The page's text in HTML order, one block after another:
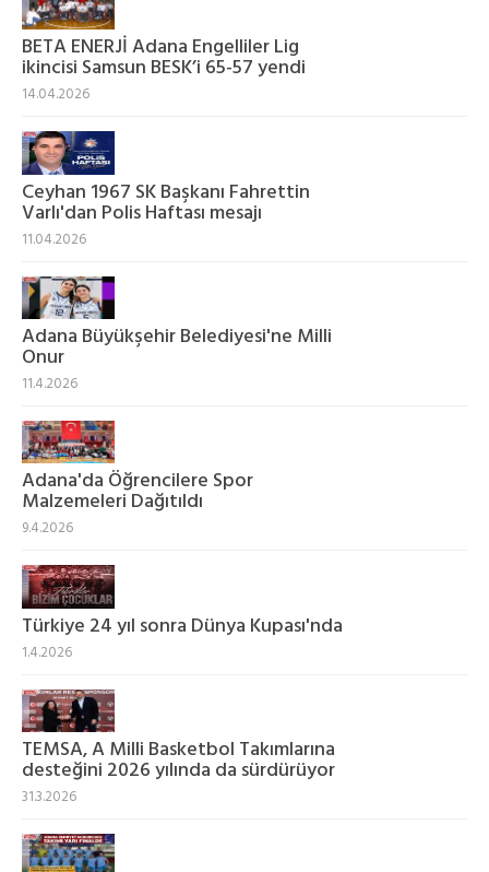
BETA ENERJİ Adana Engelliler Lig
ikincisi Samsun BESK’i 65-57 yendi
14.04.2026
Ceyhan 1967 SK Başkanı Fahrettin
Varlı'dan Polis Haftası mesajı
11.04.2026
Adana Büyükşehir Belediyesi'ne Milli
Onur
11.4.2026
Adana'da Öğrencilere Spor
Malzemeleri Dağıtıldı
9.4.2026
Türkiye 24 yıl sonra Dünya Kupası'nda
1.4.2026
TEMSA, A Milli Basketbol Takımlarına
desteğini 2026 yılında da sürdürüyor
31.3.2026